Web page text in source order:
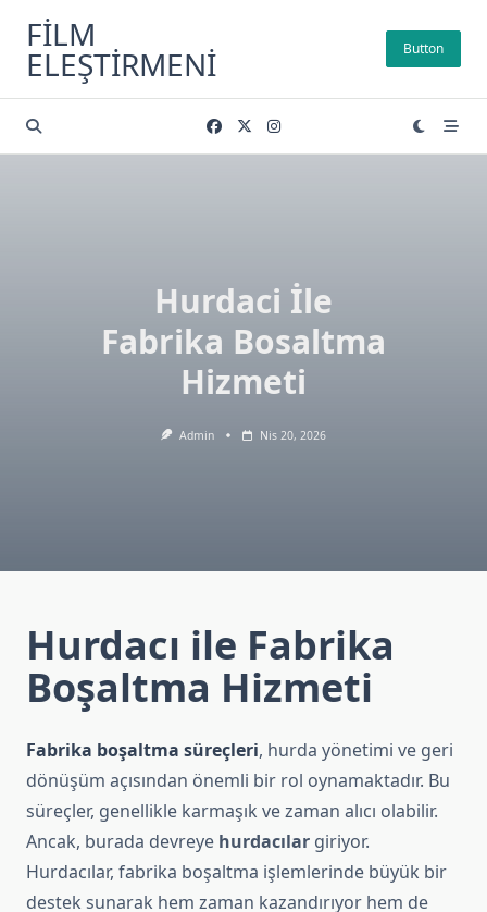
content
FILM
ELEŞTIRMENI Button
Hurdaci İle
Fabrika Bosaltma
Hizmeti
Admin Nis 20, 2026
Hurdacı ile Fabrika
Boşaltma Hizmeti
Fabrika boşaltma süreçleri, hurda yönetimi ve geri
dönüşüm açısından önemli bir rol oynamaktadır. Bu
süreçler, genellikle karmaşık ve zaman alıcı olabilir.
Ancak, burada devreye hurdacılar giriyor.
Hurdacılar, fabrika boşaltma işlemlerinde büyük bir
destek sunarak hem zaman kazandırıyor hem de